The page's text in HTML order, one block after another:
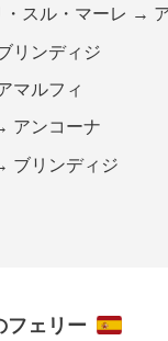
スル・マーレ →
リンディジ
マルフィ
アンコーナ
ブリンディジ
フェリー